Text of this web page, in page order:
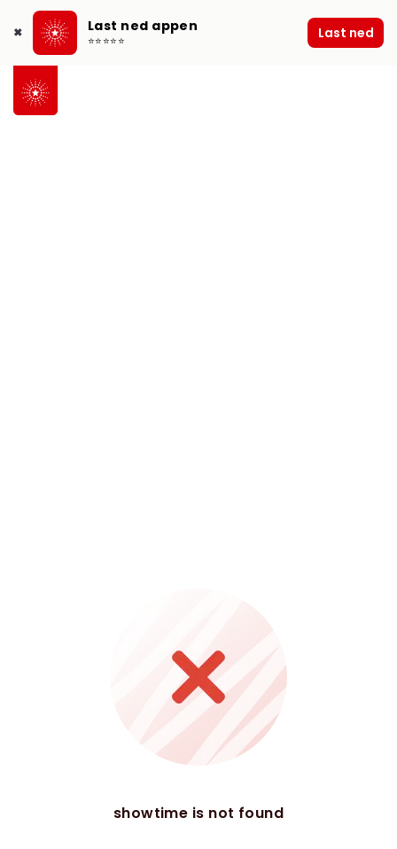
✖ Last ned appen
⭐⭐⭐⭐⭐ Last ned
showtime is not found